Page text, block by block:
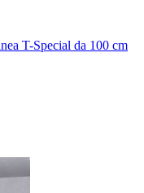
T-Special da 100 cm